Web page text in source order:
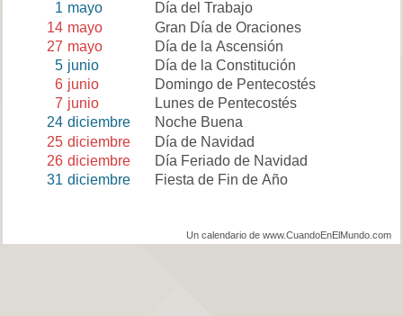
1 mayo
Día del Trabajo
14 mayo
Gran Día de Oraciones
27 mayo
Día de la Ascensión
5 junio
Día de la Constitución
6 junio
Domingo de Pentecostés
7 junio
Lunes de Pentecostés
24 diciembre
Noche Buena
25 diciembre
Día de Navidad
26 diciembre
Día Feriado de Navidad
31 diciembre Fiesta de Fin de Año
Un calendario de www.CuandoEnElMundo.com